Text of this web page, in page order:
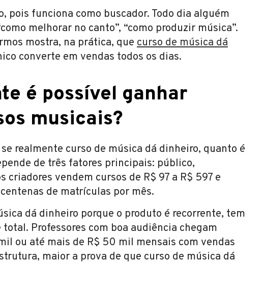
pois funciona como buscador. Todo dia alguém
melhorar no canto”, “como produzir música”.
mostra, na prática, que curso de música dá
converte em vendas todos os dias.
é possível ganhar
musicais?
realmente curso de música dá dinheiro, quanto é
de três fatores principais: público,
vendem cursos de R$ 97 a R$ 597 e
de matrículas por mês.
dá dinheiro porque o produto é recorrente, tem
Professores com boa audiência chegam
ou até mais de R$ 50 mil mensais com vendas
maior a prova de que curso de música dá